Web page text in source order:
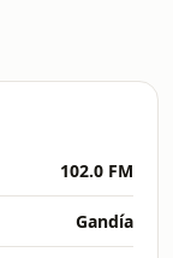
102.0 FM
Gandía